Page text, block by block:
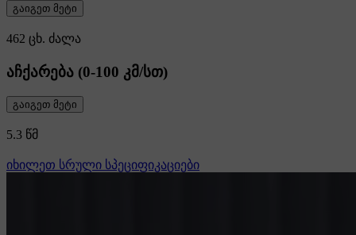
გაიგეთ მეტი
462 ცხ. ძალა
აჩქარება (0-100 კმ/სთ)
გაიგეთ მეტი
5.3 წმ
იხილეთ სრული სპეციფიკაციები